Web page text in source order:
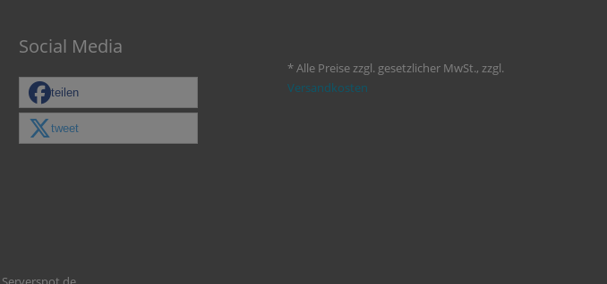
Social Media
teilen
tweet
* Alle Preise zzgl. gesetzlicher MwSt., zzgl.
Versandkosten